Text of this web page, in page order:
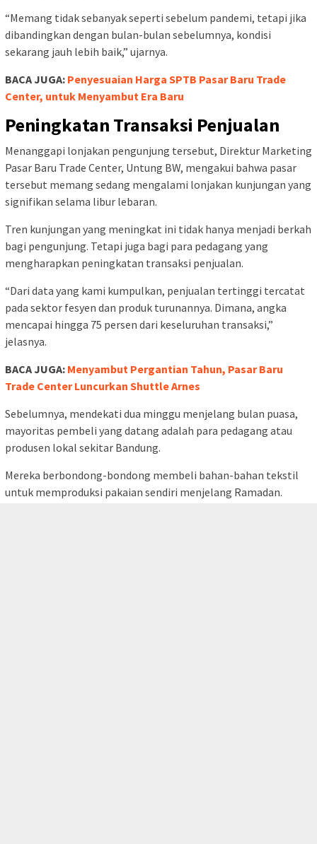
“Memang tidak sebanyak seperti sebelum pandemi, tetapi jika
dibandingkan dengan bulan-bulan sebelumnya, kondisi
sekarang jauh lebih baik,” ujarnya.
BACA JUGA: Penyesuaian Harga SPTB Pasar Baru Trade
Center, untuk Menyambut Era Baru
Peningkatan Transaksi Penjualan
Menanggapi lonjakan pengunjung tersebut, Direktur Marketing
Pasar Baru Trade Center, Untung BW, mengakui bahwa pasar
tersebut memang sedang mengalami lonjakan kunjungan yang
signifikan selama libur lebaran.
Tren kunjungan yang meningkat ini tidak hanya menjadi berkah
bagi pengunjung. Tetapi juga bagi para pedagang yang
mengharapkan peningkatan transaksi penjualan.
“Dari data yang kami kumpulkan, penjualan tertinggi tercatat
pada sektor fesyen dan produk turunannya. Dimana, angka
mencapai hingga 75 persen dari keseluruhan transaksi,”
jelasnya.
BACA JUGA: Menyambut Pergantian Tahun, Pasar Baru
Trade Center Luncurkan Shuttle Arnes
Sebelumnya, mendekati dua minggu menjelang bulan puasa,
mayoritas pembeli yang datang adalah para pedagang atau
produsen lokal sekitar Bandung.
Mereka berbondong-bondong membeli bahan-bahan tekstil
untuk memproduksi pakaian sendiri menjelang Ramadan.